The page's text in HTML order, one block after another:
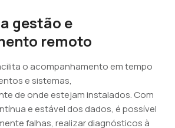
gestão e
remoto
o acompanhamento em tempo
e sistemas,
de onde estejam instalados. Com
e estável dos dados, é possível
falhas, realizar diagnósticos à